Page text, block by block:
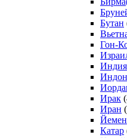
Бутан
Гон-
Индия
Ирак
Иран
Йемен
Катар